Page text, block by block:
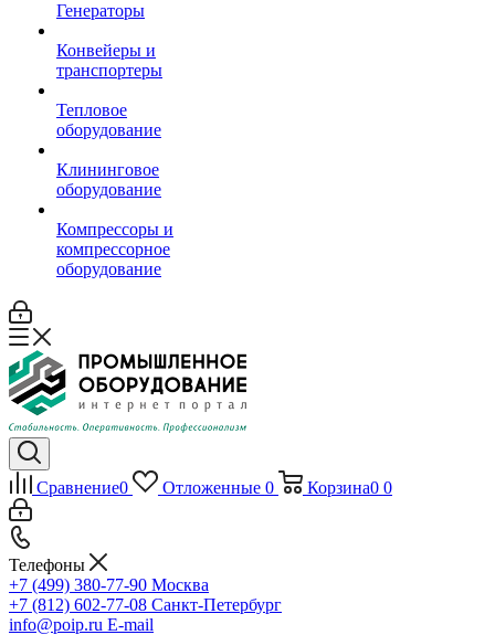
Генераторы
Конвейеры и
транспортеры
Тепловое
оборудование
Клининговое
оборудование
Компрессоры и
компрессорное
оборудование
Сравнение0 Отложенные 0 Корзина0 0
Телефоны
+7 (499) 380-77-90 Москва
+7 (812) 602-77-08 Санкт-Петербург
info@poip.ru E-mail